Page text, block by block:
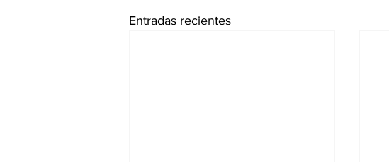
Entradas recientes